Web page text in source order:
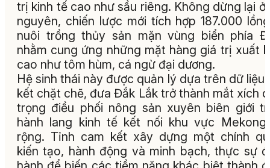
trị kinh tế cao như sầu riêng. Không dừng lại ở
nguyên, chiến lược mới tích hợp 187.000
nuôi trồng thủy sản mặn vùng biển phía
nhằm cung ứng những mặt hàng giá trị xuất
cao như tôm hùm, cá ngừ đại dương.
Hệ sinh thái này được quản lý dựa trên dữ liệu,
kết chặt chẽ, đưa Đắk Lắk trở thành mắt xích
trọng điều phối nông sản xuyên biên giới
hành lang kinh tế kết nối khu vực Mekong
rộng. Tỉnh cam kết xây dựng một chính
kiến tạo, hành động và minh bạch, thực sự